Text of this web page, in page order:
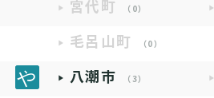
宮代町 （0）
毛呂山町 （0）
八潮市 （3）